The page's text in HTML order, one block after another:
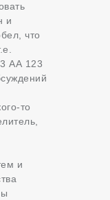
и
что
АА 123
то
и